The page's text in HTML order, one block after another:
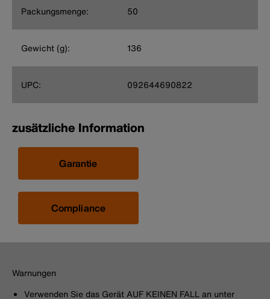
Packungsmenge: 50
Gewicht (g): 136
UPC: 092644690822
zusätzliche Information
Garantie
Compliance
Warnungen
Verwenden Sie das Gerät AUF KEINEN FALL an unter